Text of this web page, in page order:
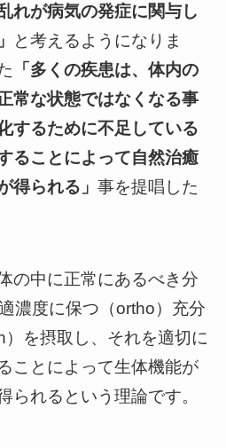
れが病気の発症に関与し
と考えるようになりま
「多くの疾患は、体内の
常な状態ではなくなる事
するために不足している
ることによって自然治癒
得られる」 事を提唱した
の中に正常にあるべき分
濃度に保つ（ortho）充分
を摂取し、それを適切に
ことによって生体機能が
られるという理論です。